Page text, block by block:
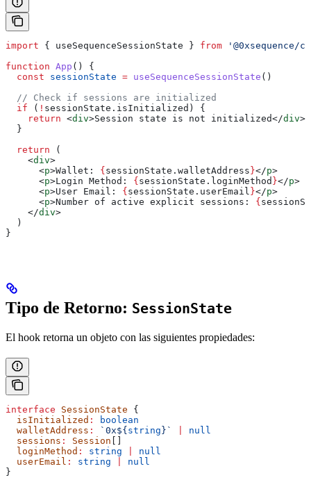
import { useSequenceSessionState } from '@0xsequence/
function App () {
  const
sessionState = useSequenceSessionState ()
  // Check if sessions are initialized
  if
( ! sessionState . isInitialized ) {
    return
<div>Session state is not initialized</div>
  }
  return
(
    <
div>
      <
p>Wallet: {sessionState . walletAddress}</p>
      <
p>Login Method: {sessionState . loginMethod }</p>
      <
p>User Email: {sessionState . userEmail }</p>
      <
p>Number of active explicit sessions: {
    </
div>
  )
}
Tipo de Retorno: SessionState
El hook retorna un objeto con las siguientes propiedades:
interface SessionState {
  isInitialized
:
boolean
  walletAddress
: `0x${string} `
null
  sessions
: Session []
  loginMethod
: string
null
  userEmail
: string
null
}